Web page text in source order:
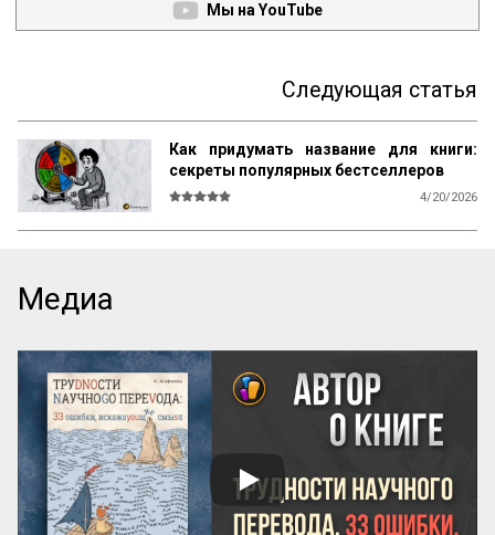
Мы на YouTube
Следующая статья
Как придумать название для книги:
секреты популярных бестселлеров
4/20/2026
название! А ведь именно название, а
вовсе не содержание, приносит книге
успех! Кто думает иначе — пусть
проведет простой эксперимент: спросит
у кого угодно, какая книга более
знаменита: про черта в городе или про
джинна в деревне? Никто вам ничего
вразумительного не скажет. Но если
поставить вопрос иначе: какая книга
более знаменита: «‎Мастер и Маргарита»
или «...
Медиа